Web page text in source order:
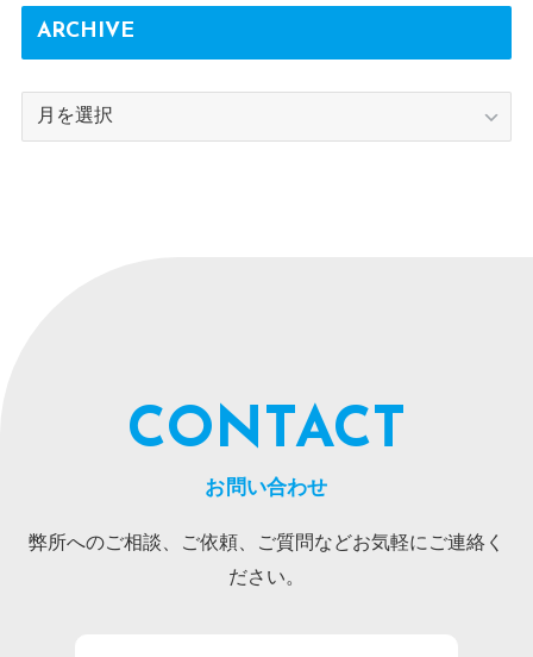
ARCHIVE
ARCHIVE
CONTACT
お問い合わせ
弊所へのご相談、ご依頼、ご質問などお気軽にご連絡く
ださい。